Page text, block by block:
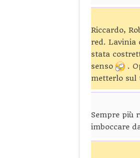
Riccardo,
red. Lavinia
stata
senso
.
metterlo sul
Sempre più
imboccare